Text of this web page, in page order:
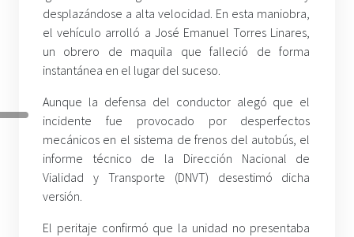
desplazándose a alta velocidad. En esta maniobra,
el vehículo arrolló a José Emanuel Torres Linares,
un obrero de maquila que falleció de forma
instantánea en el lugar del suceso.
Aunque la defensa del conductor alegó que el
incidente fue provocado por desperfectos
mecánicos en el sistema de frenos del autobús, el
informe técnico de la Dirección Nacional de
Vialidad y Transporte (DNVT) desestimó dicha
versión.
El peritaje confirmó que la unidad no presentaba